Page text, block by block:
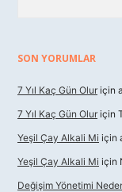
SON YORUMLAR
7 Yıl Kaç Gün Olur için
7 Yıl Kaç Gün Olur için
Yeşil Çay Alkali Mi için
Yeşil Çay Alkali Mi için
Değişim Yönetimi